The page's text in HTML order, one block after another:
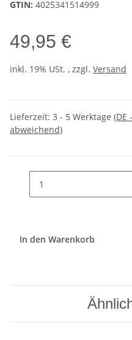
GTIN: 4025341514999
49,95 €
inkl. 19% USt. , zzgl. Versand
Lieferzeit: 3 - 5 Werktage (DE
abweichend)
In den Warenkorb